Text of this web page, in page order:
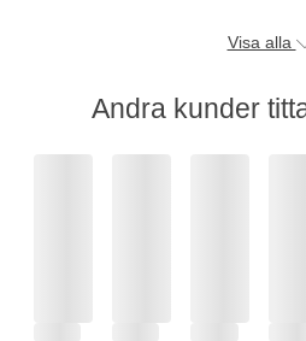
Visa alla
Andra kunder